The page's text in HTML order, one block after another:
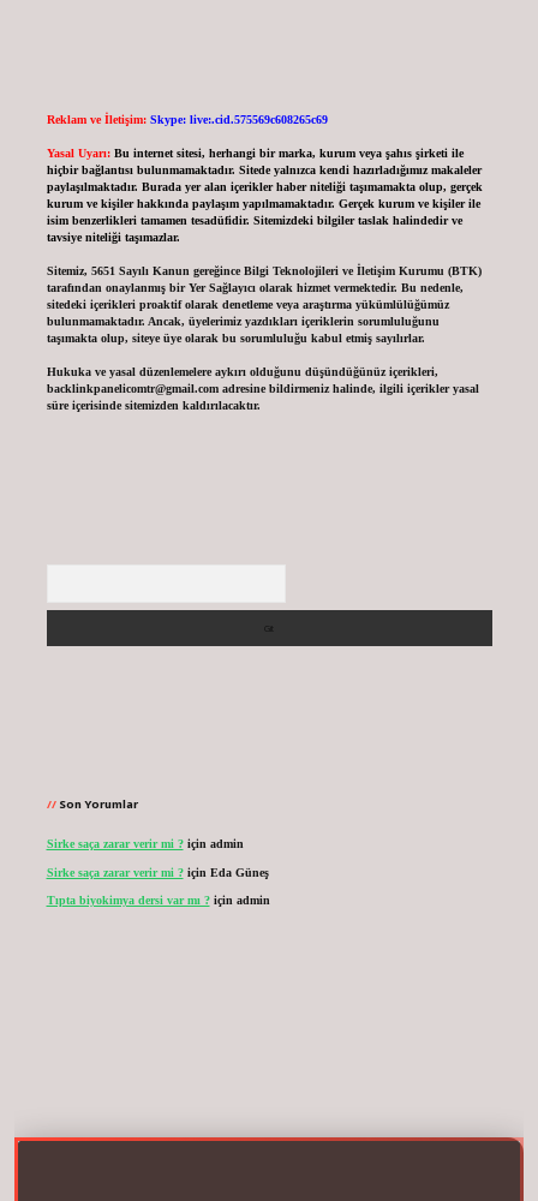
Reklam ve İletişim: Skype: live:.cid.575569c608265c69
Yasal Uyarı: Bu internet sitesi, herhangi bir marka, kurum veya şahıs şirketi ile
hiçbir bağlantısı bulunmamaktadır. Sitede yalnızca kendi hazırladığımız makaleler
paylaşılmaktadır. Burada yer alan içerikler haber niteliği taşımamakta olup, gerçek
kurum ve kişiler hakkında paylaşım yapılmamaktadır. Gerçek kurum ve kişiler ile
isim benzerlikleri tamamen tesadüfidir. Sitemizdeki bilgiler taslak halindedir ve
tavsiye niteliği taşımazlar.
Sitemiz, 5651 Sayılı Kanun gereğince Bilgi Teknolojileri ve İletişim Kurumu (BTK)
tarafından onaylanmış bir Yer Sağlayıcı olarak hizmet vermektedir. Bu nedenle,
sitedeki içerikleri proaktif olarak denetleme veya araştırma yükümlülüğümüz
bulunmamaktadır. Ancak, üyelerimiz yazdıkları içeriklerin sorumluluğunu
taşımakta olup, siteye üye olarak bu sorumluluğu kabul etmiş sayılırlar.
Hukuka ve yasal düzenlemelere aykırı olduğunu düşündüğünüz içerikleri,
backlinkpanelicomtr@gmail.comadresine bildirmeniz halinde, ilgili içerikler yasal
süre içerisinde sitemizden kaldırılacaktır.
Son Yorumlar
Sirke saça zarar verir mi ?için admin
Sirke saça zarar verir mi ?için Eda Güneş
Tıpta biyokimya dersi var mı ?için admin